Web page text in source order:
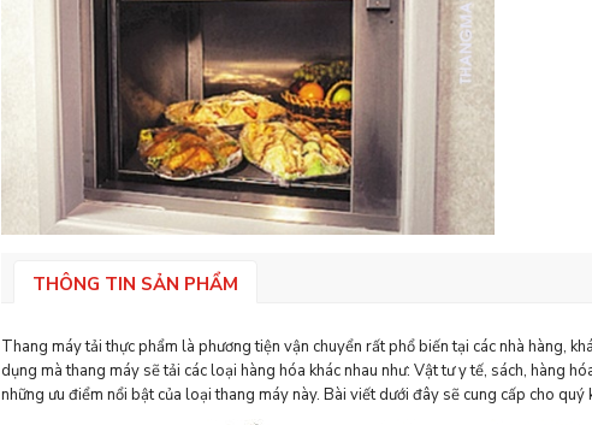
THÔNG TIN SẢN PHẨM
Thang máy tải thực phẩm là phương tiện vận chuyển rất phổ biến tại các nhà hàng,
dụng mà thang máy sẽ tải các loại hàng hóa khác nhau như: Vật tư y tế, sách, hàng
những ưu điểm nổi bật của loại thang máy này. Bài viết dưới đây sẽ cung cấp cho